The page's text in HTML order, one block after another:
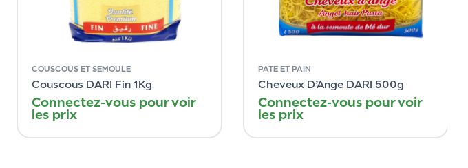
COUSCOUS ET SEMOULE
Couscous DARI Fin 1Kg
Connectez-vous pour voir
les prix
PATE ET PAIN
Cheveux D’Ange DARI 500g
Connectez-vous pour voir
les prix